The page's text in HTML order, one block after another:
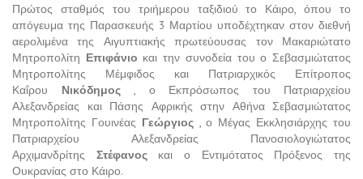
Πρώτος σταθμός του τριήμερου ταξιδιού το Κάιρο, όπου το
απόγευμα της Παρασκευής 3 Μαρτίου υποδέχτηκαν στον διεθνή
αερολιμένα της Αιγυπτιακής πρωτεύουσας τον Μακαριώτατο
Μητροπολίτη Επιφάνιο και την συνοδεία του ο Σεβασμιώτατος
Μητροπολίτης Μέμφιδος και Πατριαρχικός Επίτροπος
Καΐρου Νικόδημος , ο Εκπρόσωπος του Πατριαρχείου
Αλεξανδρείας και Πάσης Αφρικής στην Αθήνα Σεβασμιώτατος
Μητροπολίτης Γουινέας Γεώργιος , ο Μέγας Εκκλησιάρχης του
Πατριαρχείου Αλεξανδρείας Πανοσιολογιώτατος
Αρχιμανδρίτης Στέφανος και ο Εντιμότατος Πρόξενος της
Ουκρανίας στο Κάιρο.